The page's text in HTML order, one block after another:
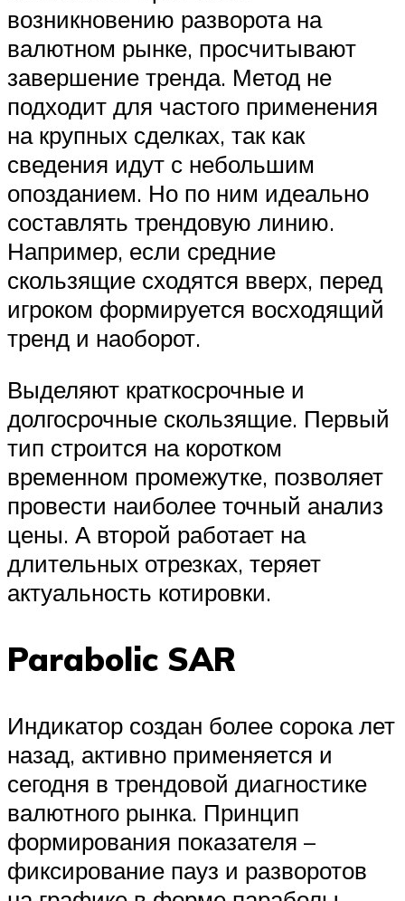
возникновению разворота на
валютном рынке, просчитывают
завершение тренда. Метод не
подходит для частого применения
на крупных сделках, так как
сведения идут с небольшим
опозданием. Но по ним идеально
составлять трендовую линию.
Например, если средние
скользящие сходятся вверх, перед
игроком формируется восходящий
тренд и наоборот.
Выделяют краткосрочные и
долгосрочные скользящие. Первый
тип строится на коротком
временном промежутке, позволяет
провести наиболее точный анализ
цены. А второй работает на
длительных отрезках, теряет
актуальность котировки.
Parabolic SAR
Индикатор создан более сорока лет
назад, активно применяется и
сегодня в трендовой диагностике
валютного рынка. Принцип
формирования показателя –
фиксирование пауз и разворотов